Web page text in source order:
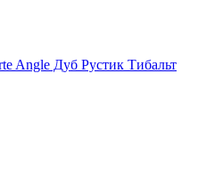
Angle Дуб Рустик Тибальт